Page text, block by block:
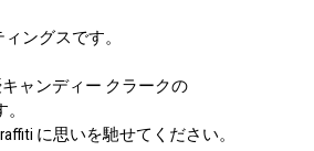
ングスです。
ャンディー クラークの
に思いを馳せてください。